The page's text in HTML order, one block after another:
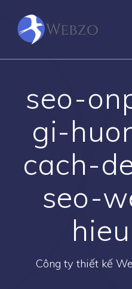
seo-
gi-
cach-
seo-
Công ty thiết kế